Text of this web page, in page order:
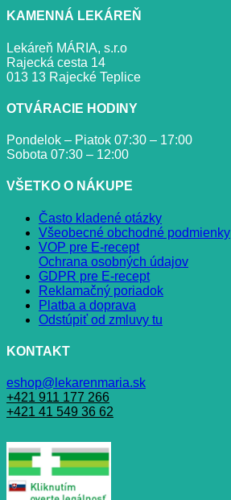
KAMENNÁ LEKÁREŇ
Lekáreň MÁRIA, s.r.o
Rajecká cesta 14
013 13 Rajecké Teplice
OTVÁRACIE HODINY
Pondelok – Piatok 07:30 – 17:00
Sobota 07:30 – 12:00
VŠETKO O NÁKUPE
Často kladené otázky
Všeobecné obchodné podmienky
VOP pre E-recept
Ochrana osobných údajov
GDPR pre E-recept
Reklamačný poriadok
Platba a doprava
Odstúpiť od zmluvy tu
KONTAKT
eshop@lekarenmaria.sk
+421 911 177 266
+421 41 549 36 62